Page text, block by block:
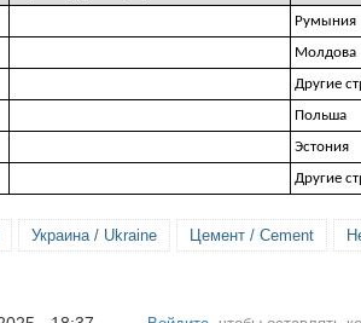
Румыния
Молдова
Другие
Польша
Эстония
Другие
Украина / Ukraine Цемент / Cement